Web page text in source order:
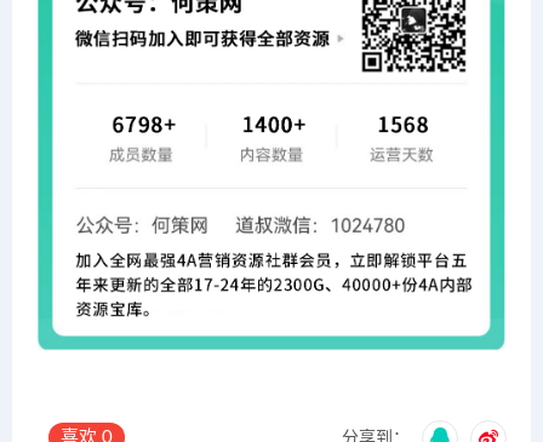
喜欢 0 分享到：